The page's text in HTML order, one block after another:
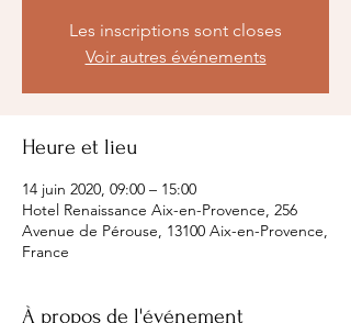
Les inscriptions sont closes
Voir autres événements
Heure et lieu
14 juin 2020, 09:00 – 15:00
Hotel Renaissance Aix-en-Provence, 256
Avenue de Pérouse, 13100 Aix-en-Provence,
France
À propos de l'événement